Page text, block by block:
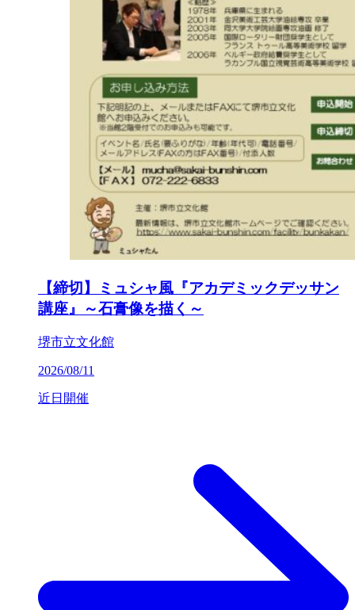
【締切】ミュシャ風『アカデミックデッサン
講座』～石膏像を描く～
堺市立文化館
2026/08/11
近日開催